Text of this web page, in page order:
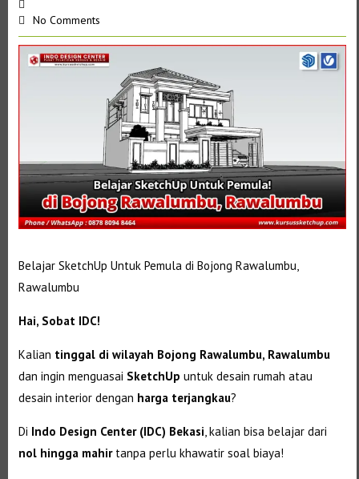
No Comments
Belajar SketchUp Untuk Pemula di Bojong Rawalumbu,
Rawalumbu
Hai, Sobat IDC!
Kalian tinggal di wilayah Bojong Rawalumbu, Rawalumbu
dan ingin menguasai SketchUp untuk desain rumah atau
desain interior dengan harga terjangkau?
Di Indo Design Center (IDC) Bekasi , kalian bisa belajar dari
nol hingga mahirtanpa perlu khawatir soal biaya!